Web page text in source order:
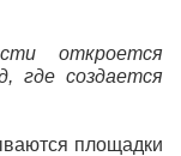
откроется
где создается
площадки